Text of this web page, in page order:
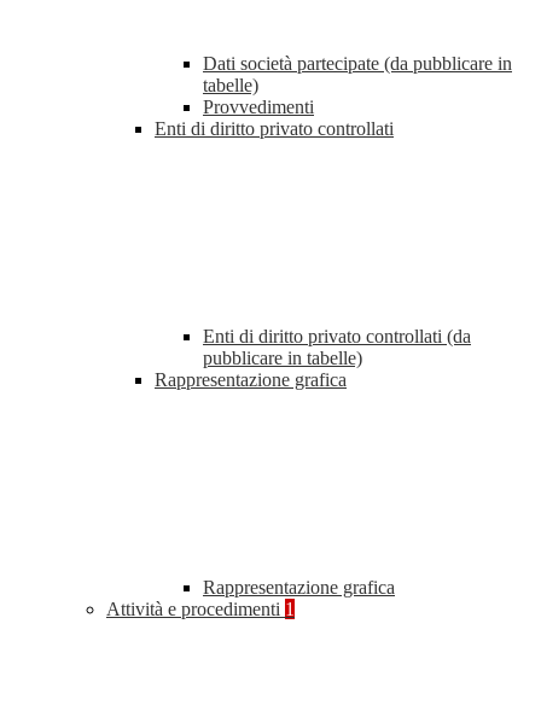
Dati società partecipate (da pubblicare in
tabelle)
Provvedimenti
Enti di diritto privato controllati
Enti di diritto privato controllati (da
pubblicare in tabelle)
Rappresentazione grafica
Rappresentazione grafica
Attività e procedimenti 1